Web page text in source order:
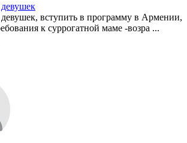
вступить в программу в Армении,
к суррогатной маме -возра ...